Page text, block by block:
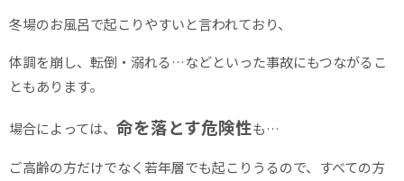
冬場のお風呂で起こりやすいと言われており、
体調を崩し、転倒・溺れる…などといった事故にもつながるこ
ともあります。
場合によっては、 命を落とす危険性も…
ご高齢の方だけでなく若年層でも起こりうるので、すべての方